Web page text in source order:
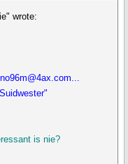
wrote:
is nie?